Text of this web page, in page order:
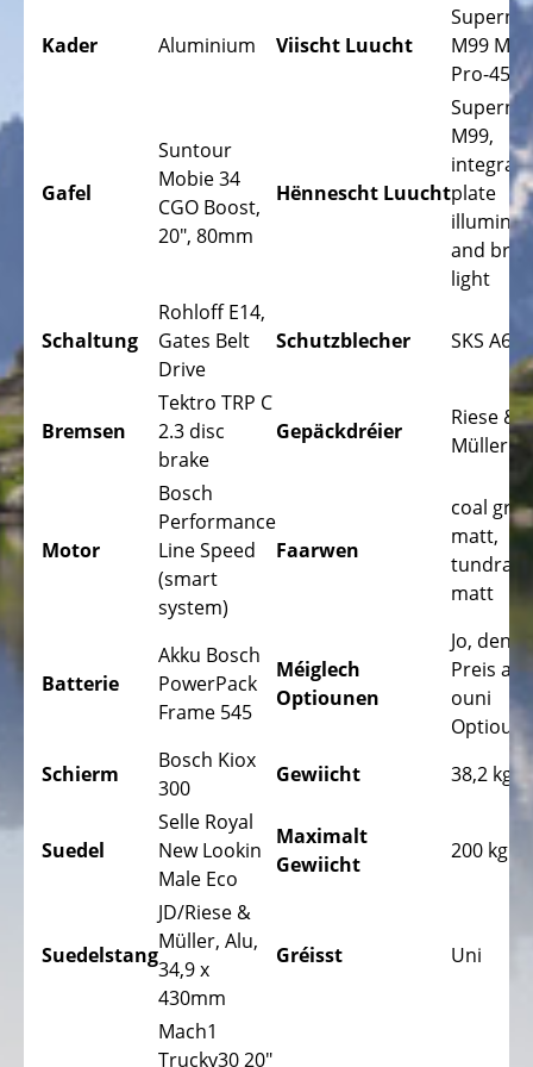
Tandem
Vëloen
Dräirieder,
Dräirieder,
Liegerieder
VËLOEN
Assistent
Elektro
Vëloen
Vëloen
Mountainbikes
Kader Aluminium Viischt Luucht
M99 Mini
Pro-45
Gafel
Suntour
Mobie 34
CGO Boost,
20", 80mm
Hënnescht Luucht
M99,
plate
and
light
Schaltung
Rohloff E14,
Gates Belt
Drive
Schutzblecher SKS A65R
Bremsen
Tektro TRP C
2.3 disc
brake
Gepäckdréier
Riese &
Müller
Motor
Bosch
Performance
Line Speed
(smart
system)
Faarwen
coal grey
matt,
tundra
matt
Batterie
Akku Bosch
PowerPack
Frame 545
Méiglech
Optiounen
Jo, den
Preis ass
ouni
Schierm
Bosch Kiox
300
Gewiicht 38,2 kg
Suedel
Selle Royal
New Lookin
Male Eco
Maximalt
Gewiicht
200 kg
Suedelstang
JD/Riese &
Müller, Alu,
34,9 x
430mm
Gréisst Uni
Mach1
Trucky30 20"